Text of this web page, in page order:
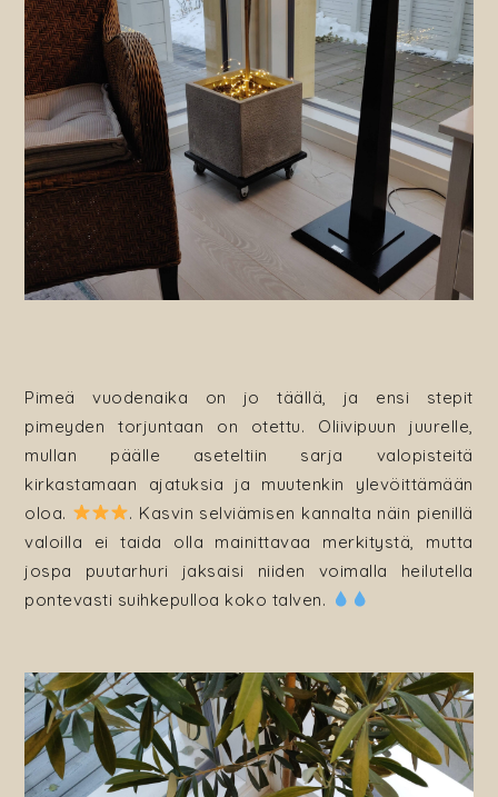
Pimeä vuodenaika on jo täällä, ja ensi stepit
pimeyden torjuntaan on otettu. Oliivipuun juurelle,
mullan päälle aseteltiin sarja valopisteitä
kirkastamaan ajatuksia ja muutenkin ylevöittämään
oloa.
. Kasvin selviämisen kannalta näin pienillä
valoilla ei taida olla mainittavaa merkitystä, mutta
jospa puutarhuri jaksaisi niiden voimalla heilutella
pontevasti suihkepulloa koko talven.